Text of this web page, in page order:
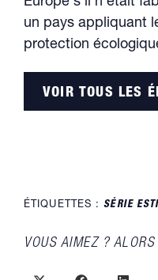
un pays appliquant
protection
VOIR TOUS LES
ÉTIQUETTES :SÉRIE
VOUS AIMEZ ?